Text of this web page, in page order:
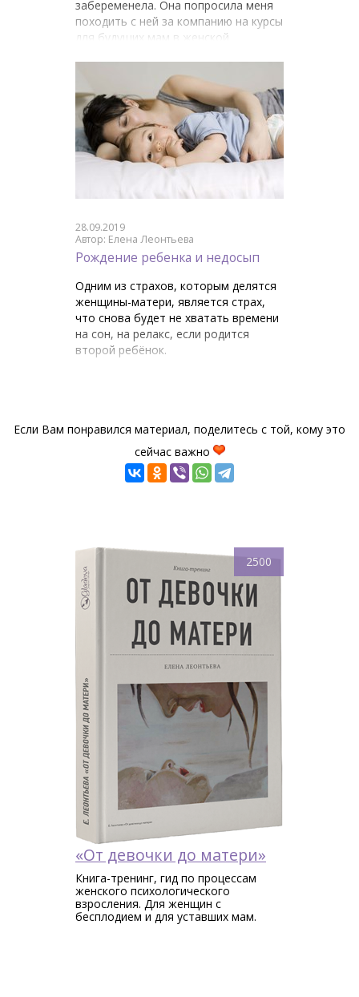
забеременела. Она попросила меня
походить с ней за компанию на курсы
для будущих мам в женской
28.09.2019
Автор: Елена Леонтьева
Рождение ребенка и недосып
Одним из страхов, которым делятся
женщины-матери, является страх,
что снова будет не хватать времени
на сон, на релакс, если родится
второй ребёнок.
Если Вам понравился материал, поделитесь с той, кому это
сейчас важно
2500
«От девочки до матери»
Книга-тренинг, гид по процессам
женского психологического
взросления. Для женщин c
бесплодием и для уставших мам.